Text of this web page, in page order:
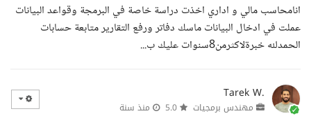
انامحاسب مالي و اداري اخذت دراسة خاصة في البرمجة وقواعد البيانات
عملت في ادخال البيانات ماسك دفاتر ورفع التقارير متابعة حسابات
الحمدلله خبرةلاكثرمن8سنوات عليك ب...
Tarek W.
مهندس برمجيات منذ سنة